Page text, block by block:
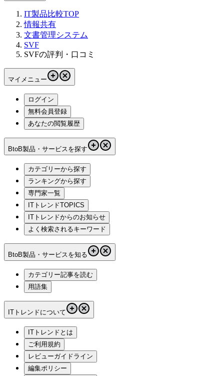
IT製品比較TOP
情報共有
文書管理システム
SVF
SVFの評判・口コミ
マイメニュー
ログイン
無料会員登録
あなたの閲覧履歴
BtoB製品・サービスを探す
カテゴリーから探す
ランキングから探す
専門家一覧
ITトレンドTOPICS
ITトレンドからのお知らせ
よく検索されるキーワード
BtoB製品・サービスを知る
カテゴリー記事を読む
用語集
ITトレンドについて
ITトレンドとは
ご利用規約
レビューガイドライン
編集ポリシー